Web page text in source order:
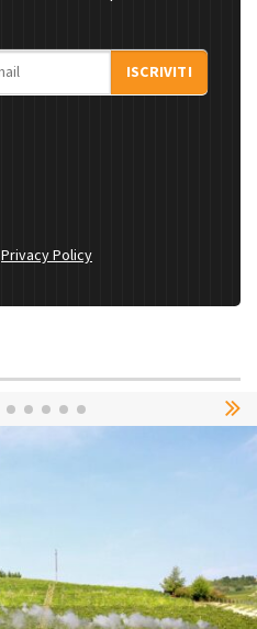
ISCRIVITI
Privacy Policy